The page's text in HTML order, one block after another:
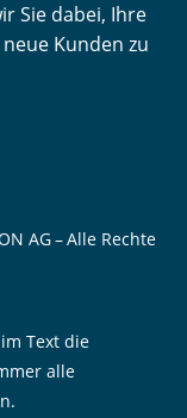
Sie dabei, Ihre
Kunden zu
AG – Alle Rechte
Text die
alle